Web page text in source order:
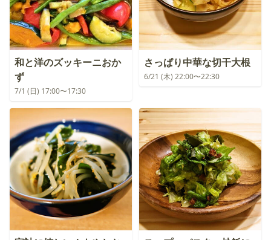
和と洋のズッキーニおか
ず
7/1 (日) 17:00〜17:30
さっぱり中華な切干大根
6/21 (木) 22:00〜22:30